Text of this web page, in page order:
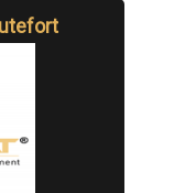
de-Breuilh
Coursac
Bassillac
de-Mussidan
à Atur